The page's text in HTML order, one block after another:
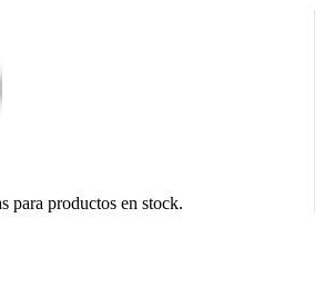
para productos en stock.